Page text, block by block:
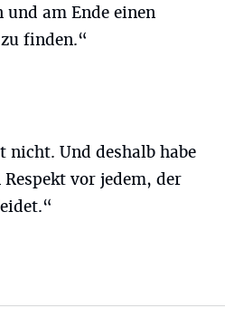
und am Ende einen
finden.“
nicht. Und deshalb habe
vor jedem, der